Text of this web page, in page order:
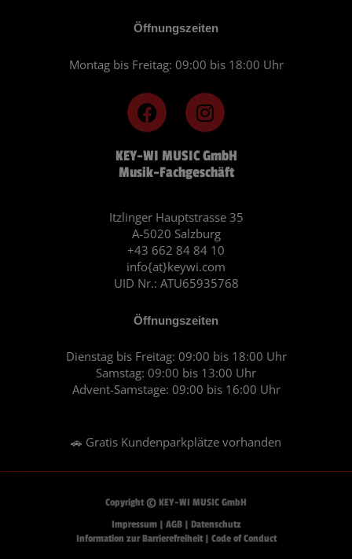
KEY-WI MUSIC GmbH
Musik-Fachgeschäft
Itzlinger Hauptstrasse 35
A-5020 Salzburg
+43 662 84 84 10
info{at}keywi.com
UID Nr.: ATU65935768
Öffnungszeiten
Dienstag bis Freitag: 09:00 bis 18:00 Uhr
Samstag: 09:00 bis 13:00 Uhr
Advent-Samstage: 09:00 bis 16:00 Uhr
🚗 Gratis Kundenparkplätze vorhanden
F
a
c
e
b
o
k
I
n
s
t
a
r
a
m
Öffnungszeiten
Montag bis Freitag: 09:00 bis 18:00 Uhr
Copyright © KEY-WI MUSIC GmbH
Impressum| AGB| Datenschutz
Information zur Barrierefreiheit| Code of Conduct